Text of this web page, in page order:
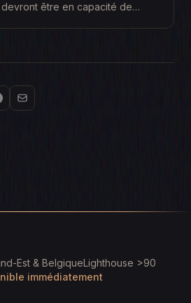
devront être en capacité de
Est & BelgiqueLighthouse >90
immédiatement